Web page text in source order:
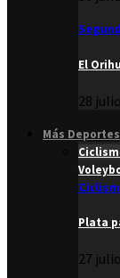
El
28
Más Deportes
Plata
27